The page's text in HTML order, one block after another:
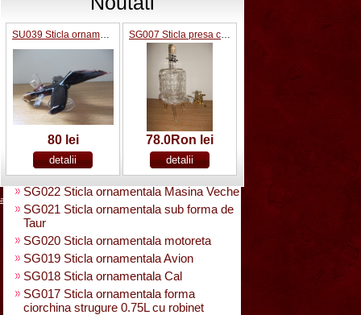
SG029 Sticla rasucita cu numar
SG038 Sticla pentru bauturi cu 2 pahare
SG031 Sticla forma para 0.5 L cu talpa
SG033 Sticla strugure cu talpa 0.5 L
SG043 Sticla strugure pe talpa cu robinet
0.5 L
SG023 Sticla pentru bauturi in interior
trandafir 0.5 L
SG042 Sticla 0.5 L forma Pusca
SG024 Sticla ornamentala interior
fotbalist cu poarta fotbal
SG022 Sticla ornamentala Masina Veche
SG021 Sticla ornamentala sub forma de
Taur
SG020 Sticla ornamentala motoreta
SG019 Sticla ornamentala Avion
SG018 Sticla ornamentala Cal
SG017 Sticla ornamentala forma
ciorchina strugure 0.75L cu robinet
SU039 Sticla ornamentala Avion
80 lei
SG007 Sticla presa cu robinet 0.5L
78.0Ron lei
acasa